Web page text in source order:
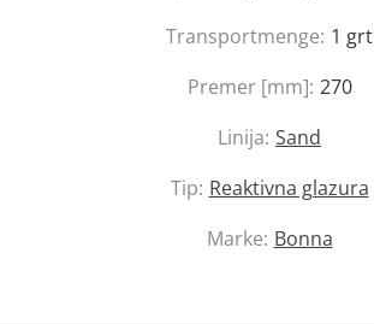
Transportmenge: 1 grt
Premer [mm]: 270
Linija: Sand
Tip: Reaktivna glazura
Marke: Bonna